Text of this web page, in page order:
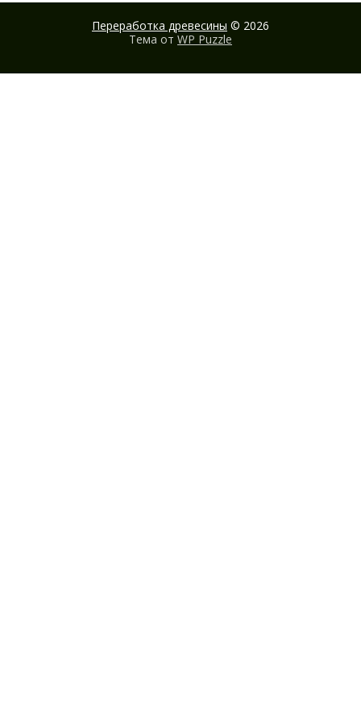
Переработка древесины © 2026
Тема от WP Puzzle